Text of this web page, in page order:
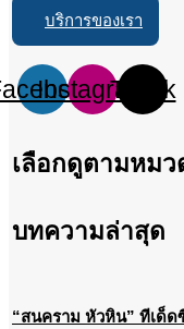
บริการของเรา
InstagramTiktok
เลือกดูตามหม
บทความล่าสุด
“สนคราม หัวหิน” ทีเด็